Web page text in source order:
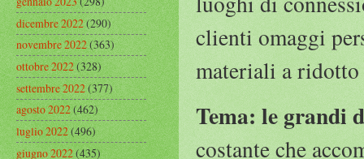
clienti omaggi
materiali a
Tema: le grandi
costante che
dicembre 2022(290)
novembre 2022(363)
ottobre 2022(328)
settembre 2022(377)
agosto 2022(462)
luglio 2022(496)
giugno 2022(435)